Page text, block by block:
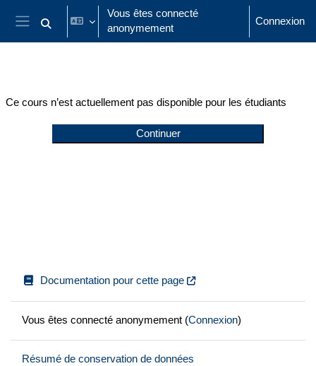
Passer au contenu principal
Panneau latéral
Activer/désactiver la saisie de recherche
Vous êtes connecté
anonymement
Connexion
Ce cours n’est actuellement pas disponible pour les étudiants
Continuer
Documentation pour cette page
Vous êtes connecté anonymement (Connexion)
Résumé de conservation de données